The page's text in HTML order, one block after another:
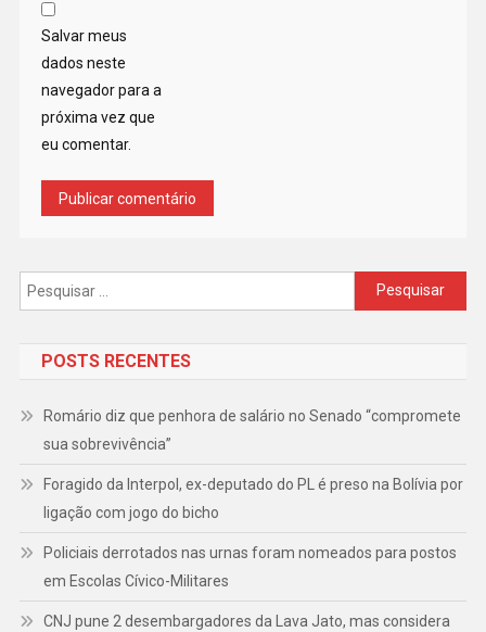
Salvar meus
dados neste
navegador para a
próxima vez que
eu comentar.
Pesquisar
por:
POSTS RECENTES
Romário diz que penhora de salário no Senado “compromete
sua sobrevivência”
Foragido da Interpol, ex-deputado do PL é preso na Bolívia por
ligação com jogo do bicho
Policiais derrotados nas urnas foram nomeados para postos
em Escolas Cívico-Militares
CNJ pune 2 desembargadores da Lava Jato, mas considera